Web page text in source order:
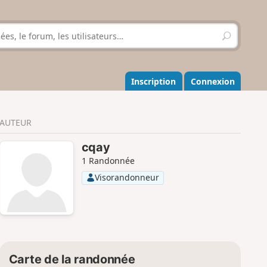
R
e
h
e
r
r
Inscription Connexion
AUTEUR
cqay
1 Randonnée
Visorandonneur
Carte de la randonnée